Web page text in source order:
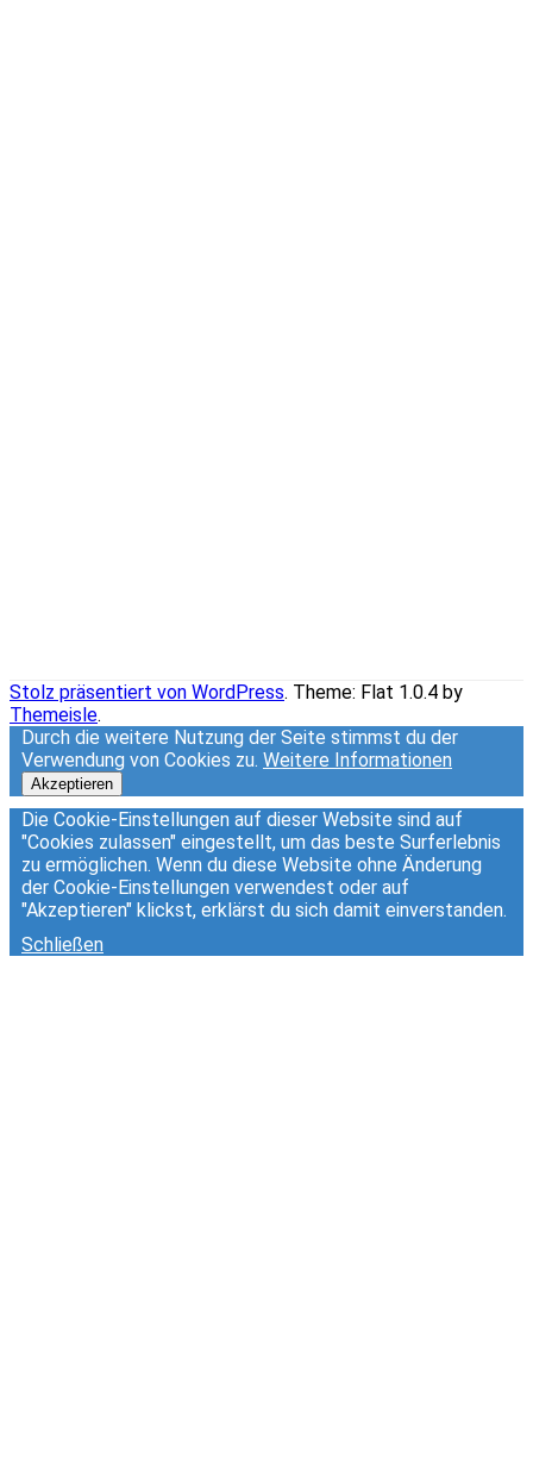
Stolz präsentiert von WordPress. Theme: Flat 1.0.4 by
Themeisle.
Durch die weitere Nutzung der Seite stimmst du der
Verwendung von Cookies zu. Weitere Informationen
Akzeptieren
Die Cookie-Einstellungen auf dieser Website sind auf
"Cookies zulassen" eingestellt, um das beste Surferlebnis
zu ermöglichen. Wenn du diese Website ohne Änderung
der Cookie-Einstellungen verwendest oder auf
"Akzeptieren" klickst, erklärst du sich damit einverstanden.
Schließen